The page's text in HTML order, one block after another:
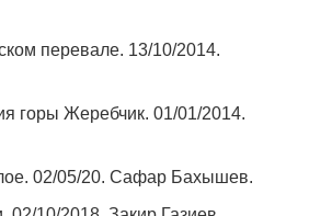
перевале. 13/10/2014.
горы Жеребчик. 01/01/2014.
02/05/20. Сафар Бахышев.